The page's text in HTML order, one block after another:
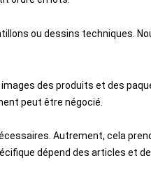
ou dessins techniques.
des produits et des
peut être négocié.
Autrement, cela
dépend des articles et de